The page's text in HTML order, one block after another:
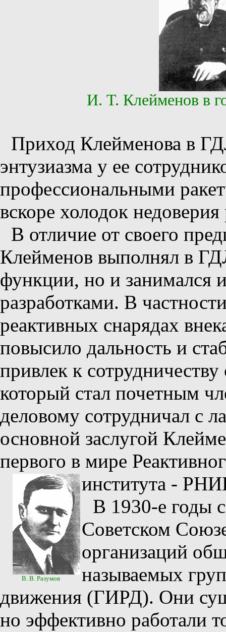
И. Т. Клейменов в
Приход Клейменова в
энтузиазма у ее
профессиональными
вскоре холодок недоверия
В отличие от своего
Клейменов выполнял в
функции, но и занимался
разработками. В
реактивных снарядах
повысило дальность и
привлек к
который стал почетным
деловому сотрудничал с
основной заслугой
первого в мире
института -
В. В. Разумов
В 1930-е годы
Советском
организаций
называемых
движения (ГИРД). Они
но эффективно работали